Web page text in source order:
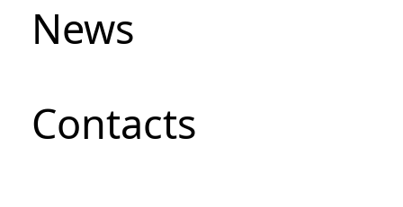
News
Сontacts